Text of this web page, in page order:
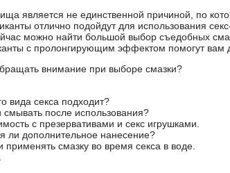
является не единственной причиной, по
отлично подойдут для использования
можно найти большой выбор съедобных
с пролонгирующим эффектом помогут вам
внимание при выборе смазки?
вида секса подходит?
после использования?
с презервативами и секс игрушками.
ли дополнительное нанесение?
смазку во время секса в воде.